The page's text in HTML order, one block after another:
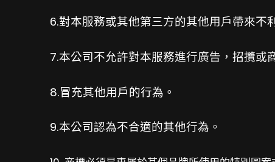
6.對本服務或其他第三方的其他用戶帶來不
7.本公司不允許對本服務進行廣告，招攬或
8.冒充其他用戶的行為。
9.本公司認為不合適的其他行為。